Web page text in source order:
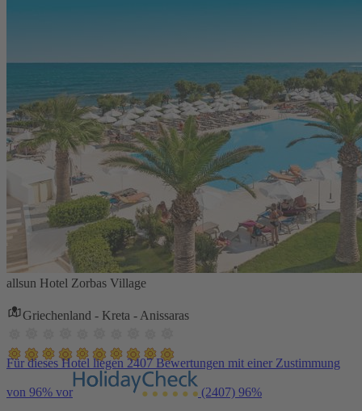
allsun Hotel Zorbas Village
Griechenland - Kreta - Anissaras
Für dieses Hotel liegen 2407 Bewertungen mit einer Zustimmung
von 96% vor (2407) 96%